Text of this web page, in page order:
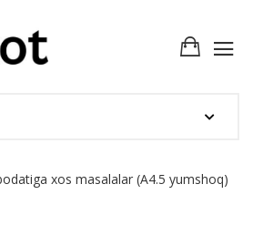
xos masalalar (А4.5 yumshoq)